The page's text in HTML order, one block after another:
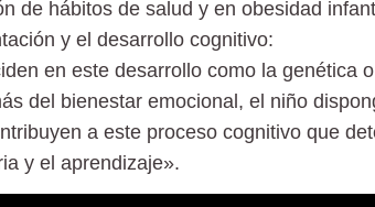
de hábitos de salud y en obesidad
y el desarrollo cognitivo:
en este desarrollo como la genética
del bienestar emocional, el niño
a este proceso cognitivo que
y el aprendizaje».